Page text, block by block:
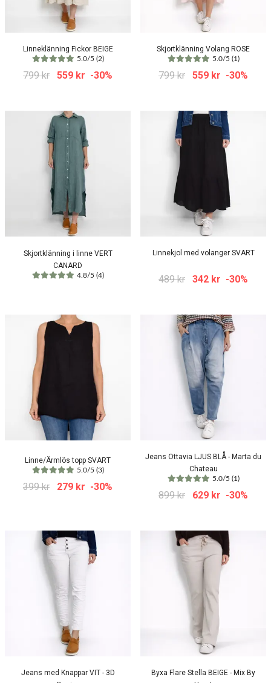
Linneklänning Fickor BEIGE
5.0/5 (2)
799 kr 559 kr -30%
Skjortklänning Volang ROSE
5.0/5 (1)
799 kr 559 kr -30%
Skjortklänning i linne VERT
CANARD
4.8/5 (4)
Linnekjol med volanger SVART
489 kr 342 kr -30%
Linne/Ärmlös topp SVART
5.0/5 (3)
399 kr 279 kr -30%
Jeans Ottavia LJUS BLÅ - Marta du
Chateau
5.0/5 (1)
899 kr 629 kr -30%
Jeans med Knappar VIT - 3D
Byxa Flare Stella BEIGE - Mix By